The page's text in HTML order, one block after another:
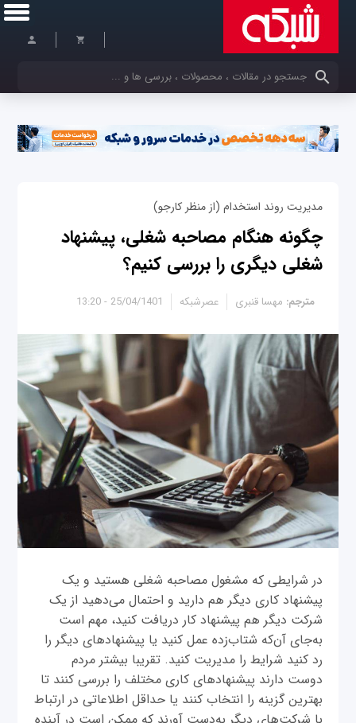
کلمات کلیدی خود را وارد کنید
مدیریت روند استخدام (از منظر کارجو)
چگونه هنگام مصاحبه شغلی، پیشنهاد
شغلی دیگری را بررسی کنیم؟
25/04/1401 - 13:20 مترجم: مهسا قنبری عصرشبکه
در شرایطی که مشغول مصاحبه شغلی هستید و یک
پیشنهاد کاری دیگر هم دارید و احتمال می‌دهید از یک
شرکت دیگر هم پیشنهاد کار دریافت کنید، مهم است
به‌جای آن‌که شتاب‌زده عمل کنید یا پیشنهادهای دیگر را
رد کنید شرایط را مدیریت کنید. تقریبا بیشتر مردم
دوست دارند پیشنهادهای کاری مختلف را بررسی کنند تا
بهترین گزینه را انتخاب کنند یا حداقل اطلاعاتی در ارتباط